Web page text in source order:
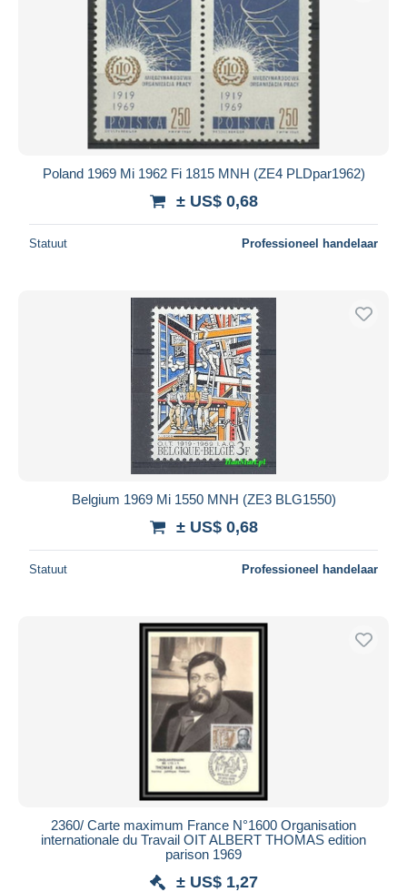
Poland 1969 Mi 1962 Fi 1815 MNH (ZE4 PLDpar1962)
± US$ 0,68
Statuut Professioneel handelaar
Belgium 1969 Mi 1550 MNH (ZE3 BLG1550)
± US$ 0,68
Statuut Professioneel handelaar
2360/ Carte maximum France N°1600 Organisation
internationale du Travail OIT ALBERT THOMAS edition
parison 1969
± US$ 1,27